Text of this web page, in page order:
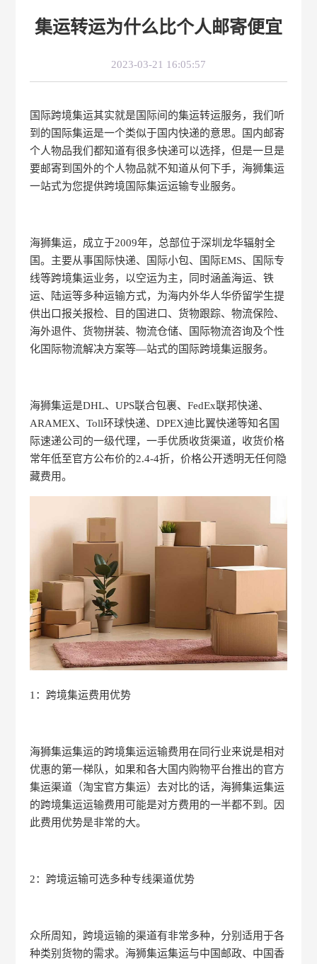
集运转运为什么比个人邮寄便宜
2023-03-21 16:05:57
国际跨境集运其实就是国际间的集运转运服务，我们听
到的国际集运是一个类似于国内快递的意思。国内邮寄
个人物品我们都知道有很多快递可以选择，但是一旦是
要邮寄到国外的个人物品就不知道从何下手，海狮集运
一站式为您提供跨境国际集运运输专业服务。
海狮集运，成立于2009年，总部位于深圳龙华辐射全
国。主要从事国际快递、国际小包、国际EMS、国际专
线等跨境集运业务，以空运为主，同时涵盖海运、铁
运、陆运等多种运输方式，为海内外华人华侨留学生提
供出口报关报检、目的国进口、货物跟踪、物流保险、
海外退件、货物拼装、物流仓储、国际物流咨询及个性
化国际物流解决方案等—站式的国际跨境集运服务。
海狮集运是DHL、UPS联合包裹、FedEx联邦快递、
ARAMEX、Toll环球快递、DPEX迪比翼快递等知名国
际速递公司的一级代理，一手优质收货渠道，收货价格
常年低至官方公布价的2.4-4折，价格公开透明无任何隐
藏费用。
1：跨境集运费用优势
海狮集运集运的跨境集运运输费用在同行业来说是相对
优惠的第一梯队，如果和各大国内购物平台推出的官方
集运渠道（淘宝官方集运）去对比的话，海狮集运集运
的跨境集运运输费用可能是对方费用的一半都不到。因
此费用优势是非常的大。
2：跨境运输可选多种专线渠道优势
众所周知，跨境运输的渠道有非常多种，分别适用于各
种类别货物的需求。海狮集运集运与中国邮政、中国香